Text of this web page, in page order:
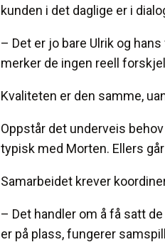
kunden i det daglige er i
– Det er jo bare Ulrik og
merker de ingen reell
Kvaliteten er den samme,
Oppstår det underveis
typisk med Morten. Ellers
Samarbeidet krever
– Det handler om å få satt
er på plass, fungerer